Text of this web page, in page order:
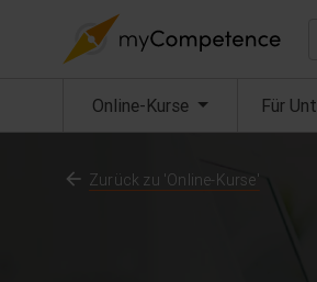
Online-Kurse (aktuell) Für
Zurück zu 'Online-Kurse'